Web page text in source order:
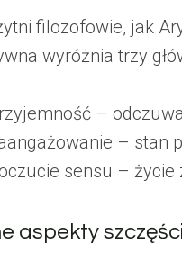
filozofowie, jak
wyróżnia trzy
–
– stan
sensu – życie
aspekty